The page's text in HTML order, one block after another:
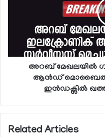
അറബ് മേഖലയില്‍
ആന്‍ഡ് മൊബൈല്‍
ഇന്‍ഡക്സില്‍
Related Articles